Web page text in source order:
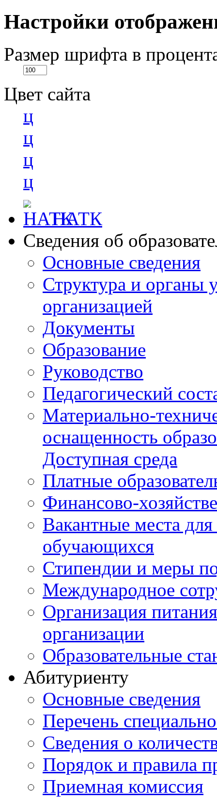
Настройки
Размер шрифта в
Цвет сайта
ц
ц
ц
ц
НАТК
Сведения об
Основные сведения
Структура и органы
организацией
Документы
Образование
Руководство
Педагогический
Материально-
оснащенность
Доступная среда
Платные
Финансово-
Вакантные места
обучающихся
Стипендии и меры
Международное
Организация
организации
Образовательные
Абитуриенту
Основные сведения
Перечень
Cведения о
Порядок и правила
Приемная комиссия